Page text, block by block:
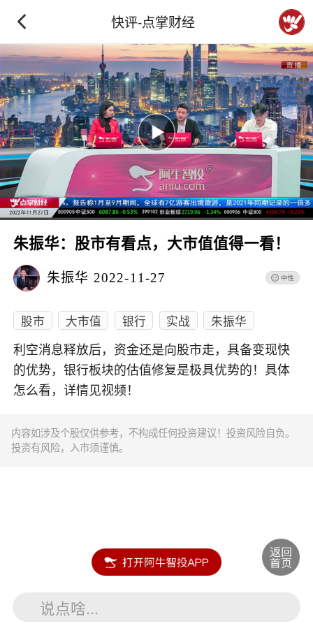
快评-点掌财经
朱振华：股市有看点，大市值值得一看！
朱振华 2022-11-27
股市 大市值 银行 实战 朱振华
利空消息释放后，资金还是向股市走，具备变现快
的优势，银行板块的估值修复是极具优势的！具体
怎么看，详情见视频！
内容如涉及个股仅供参考，不构成任何投资建议！投资风险自负。
投资有风险，入市须谨慎。
说点啥...